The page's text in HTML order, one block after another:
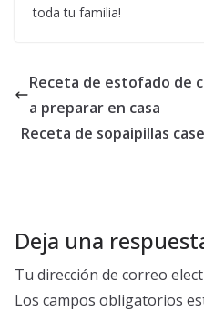
toda tu familia!
Receta de estofado de
a preparar en casa
Receta de sopaipillas
Deja una
Tu dirección de correo
Los campos obligatorios